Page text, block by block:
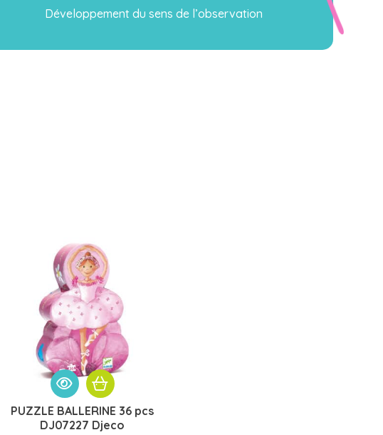
Développement du sens de l’observation
PUZZLE BALLERINE 36 pcs
DJ07227 Djeco